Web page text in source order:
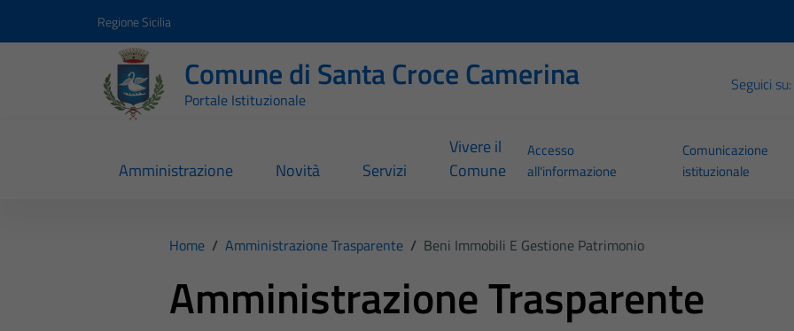
Regione Sicilia
Comune di Santa Croce Camerina
Portale Istituzionale
Seguici su:
Amministrazione Novità Servizi
Vivere il
Comune
Accesso
all'informazione
Comunicazione
istituzionale
Home / Amministrazione Trasparente / Beni Immobili E Gestione Patrimonio
Amministrazione Trasparente